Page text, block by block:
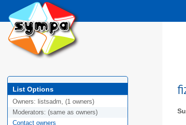
List Options
Owners: listsadm, (1 owners)
Moderators: (same as owners)
Contact owners